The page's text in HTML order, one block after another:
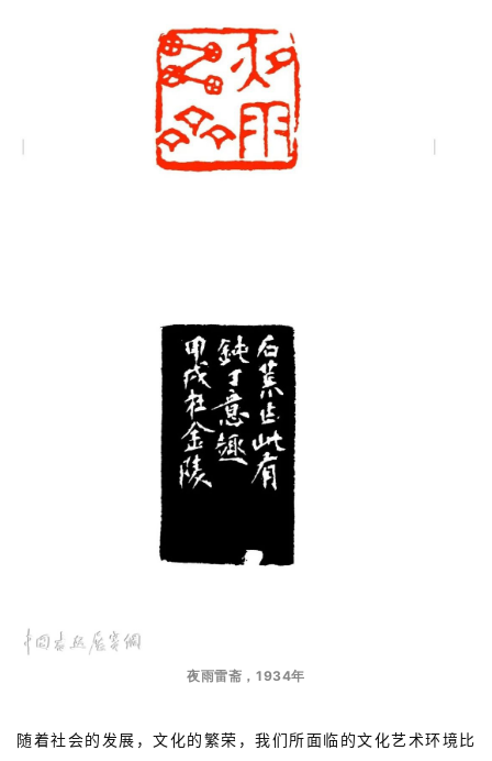
夜雨雷斋，1934年
随着社会的发展，文化的繁荣，我们所面临的文化艺术环境比